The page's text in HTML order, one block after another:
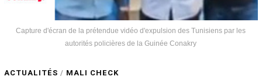
Capture d'écran de la prétendue vidéo d'expulsion des Tunisiens par les
autorités policières de la Guinée Conakry
ACTUALITÉS / MALI CHECK